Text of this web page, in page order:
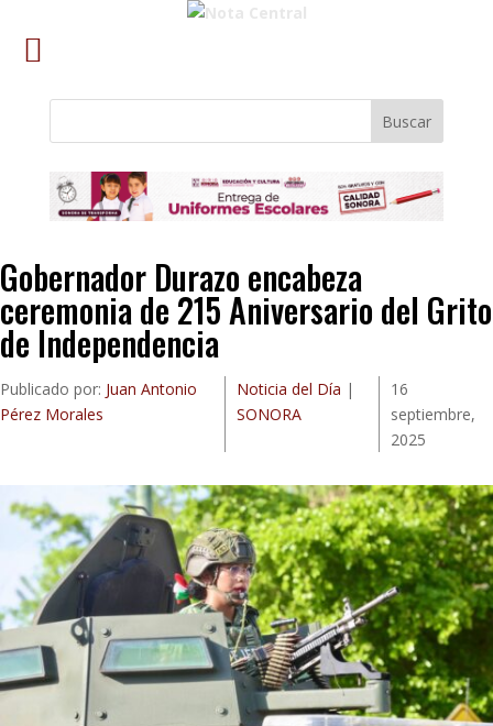
Buscar
Gobernador Durazo encabeza
ceremonia de 215 Aniversario del Grito
de Independencia
Publicado por: Juan Antonio
Pérez Morales
Noticia del Día |
SONORA
16
septiembre,
2025